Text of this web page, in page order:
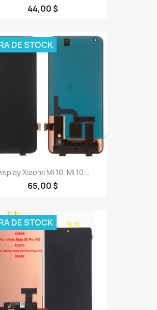
44,00 $
Xiaomi Mi 10, Mi 10...
65,00 $
DE STOCK
DE STOCK